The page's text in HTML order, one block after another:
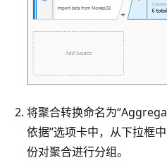
将聚合转换命名为
依据”选项卡中，从下拉框
份对聚合进行分组。